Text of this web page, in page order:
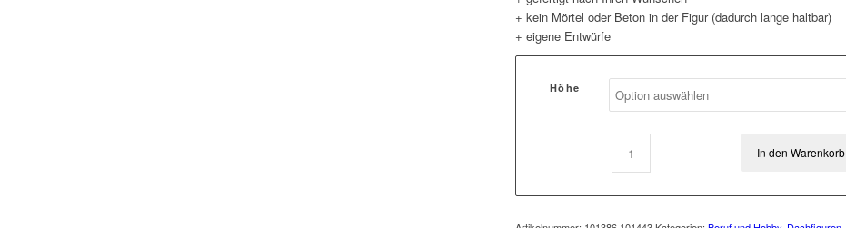
+ kein Mörtel oder Beton in der Figur (dadurch lange haltbar)
+ eigene Entwürfe
Höhe
In den Warenkorb